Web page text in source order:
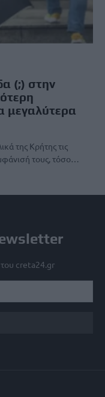
(;) στην
μεγαλύτερα
της Κρήτης τις
τους, τόσο…
του creta24.gr